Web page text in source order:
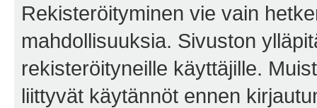
Rekisteröityminen vie vain
mahdollisuuksia. Sivuston
rekisteröityneille käyttäjille.
liittyvät käytännöt ennen